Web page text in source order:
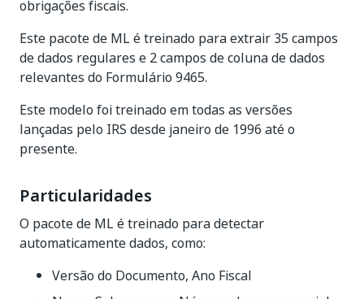
obrigações fiscais.
Este pacote de ML é treinado para extrair 35 campos
de dados regulares e 2 campos de coluna de dados
relevantes do Formulário 9465.
Este modelo foi treinado em todas as versões
lançadas pelo IRS desde janeiro de 1996 até o
presente.
Particularidades
O pacote de ML é treinado para detectar
automaticamente dados, como:
Versão do Documento, Ano Fiscal